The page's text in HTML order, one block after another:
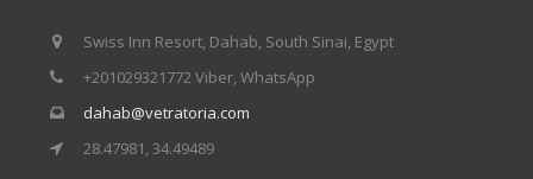
Swiss Inn Resort, Dahab, South Sinai, Egypt
+201029321772 Viber, WhatsApp
dahab@vetratoria.com
28.47981, 34.49489